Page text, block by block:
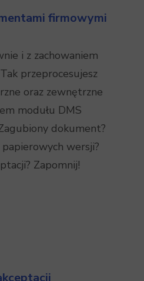
firmowymi
i z zachowaniem
przeprocesujesz
oraz zewnętrzne
modułu DMS
dokument?
wersji?
Zapomnij!